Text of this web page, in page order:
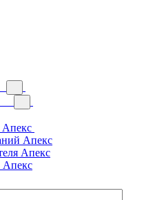
Апекс
Апекс
Апекс
Апекс